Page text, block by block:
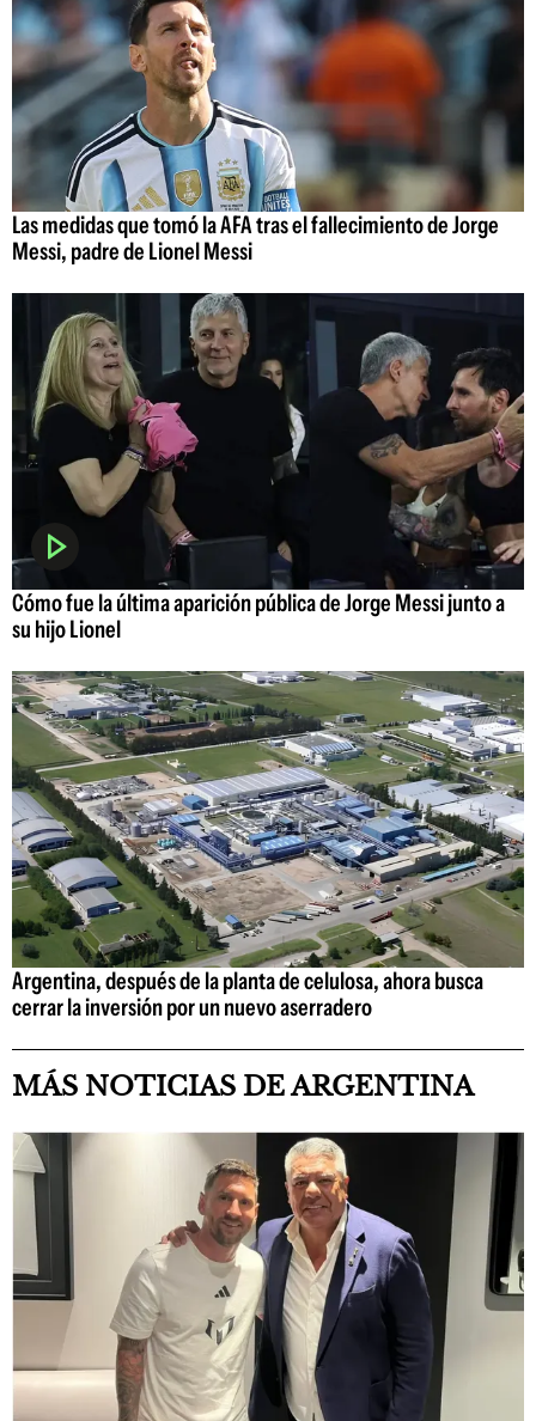
Las medidas que tomó la AFA tras el fallecimiento de Jorge
Messi, padre de Lionel Messi
Cómo fue la última aparición pública de Jorge Messi junto a
su hijo Lionel
Argentina, después de la planta de celulosa, ahora busca
cerrar la inversión por un nuevo aserradero
MÁS NOTICIAS DE ARGENTINA